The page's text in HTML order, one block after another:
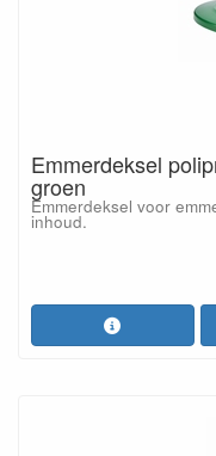
Emmerdeksel
groen
Emmerdeksel voor
inhoud.